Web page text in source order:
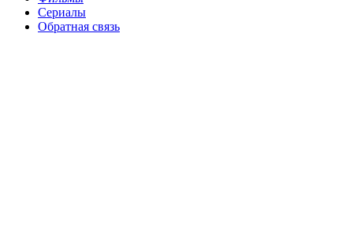
Сериалы
Обратная связь